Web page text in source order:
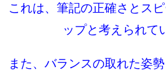
これは、筆記の正確さとス
ップと考えられて
また、バランスの取れた姿